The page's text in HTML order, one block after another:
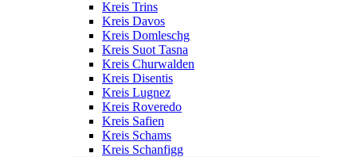
Kreis Trins
Kreis Davos
Kreis Domleschg
Kreis Suot Tasna
Kreis Churwalden
Kreis Disentis
Kreis Lugnez
Kreis Roveredo
Kreis Safien
Kreis Schams
Kreis Schanfigg